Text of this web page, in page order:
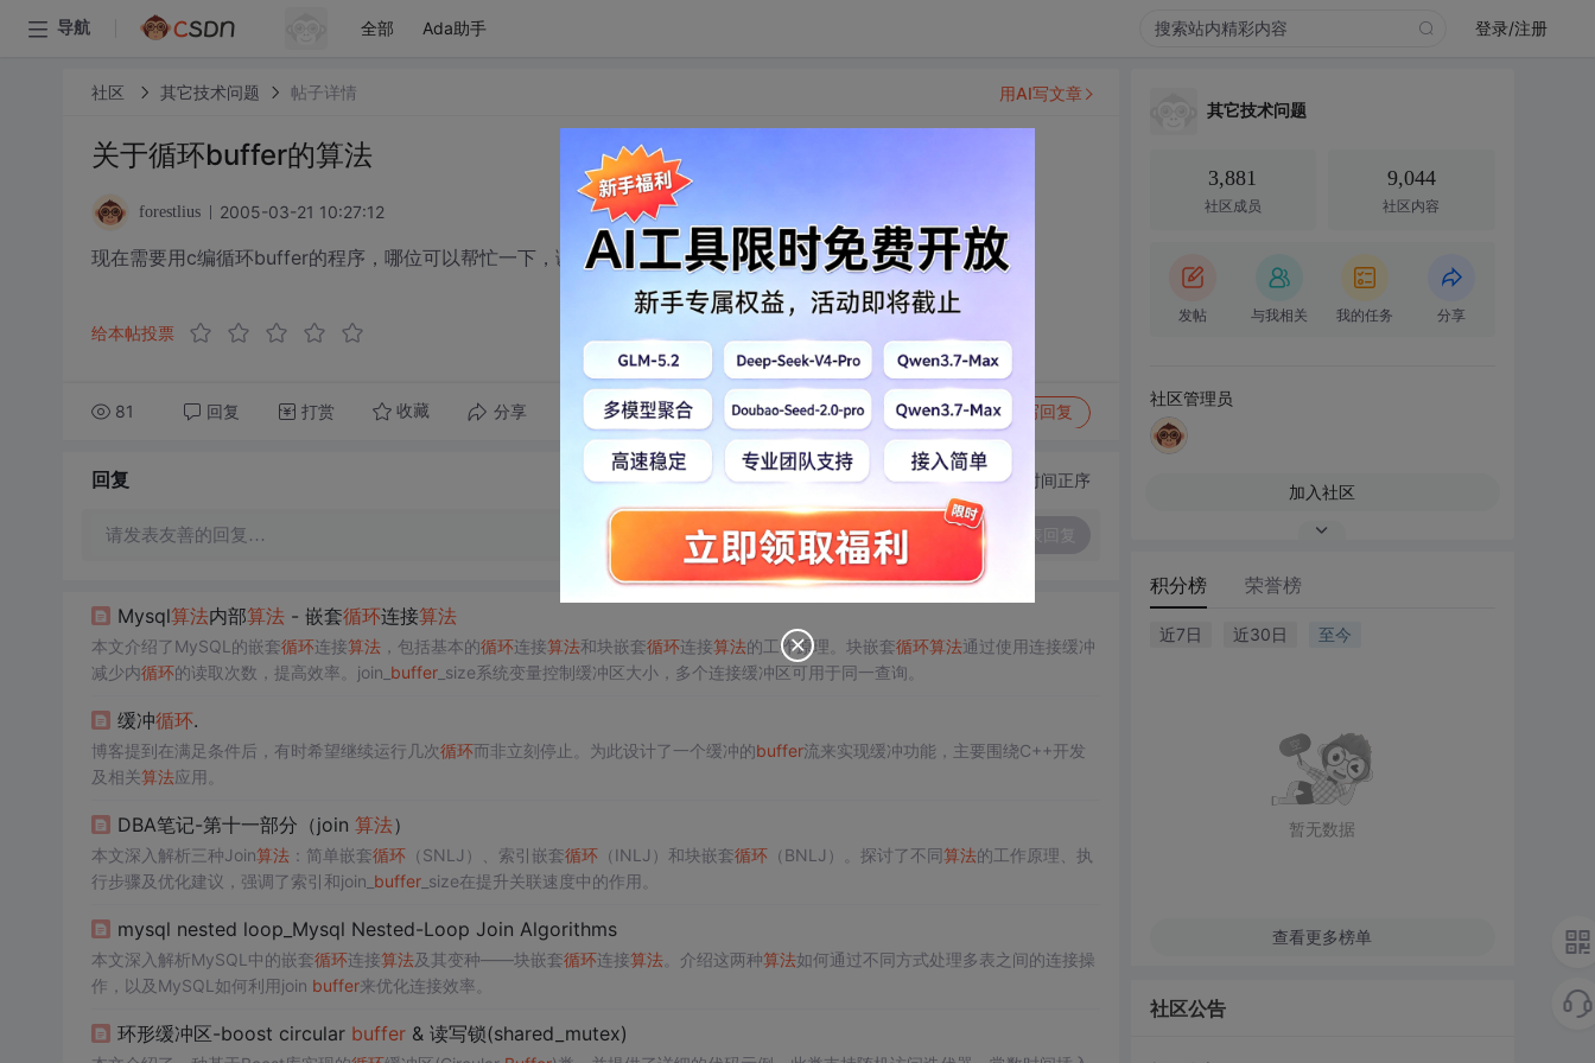
导航 全部 Ada助手 登录/注册
社区 其它技术问题 帖子详情
关于循环buffer的算法
forestlius 2005-03-21 10:27:12
现在需要用c编循环buffer的程序，哪位可以帮忙一下，谢了！！
给本帖投票
81 回复 打赏 收藏 分享 转发到动态 举报 写回复
用AI写文章
回复 切换为时间正序
请发表友善的回复…
Mysql算法内部算法- 嵌套循环连接算法
本文介绍了MySQL的嵌套循环连接算法，包括基本的循环连接算法和块嵌套循环连接算法的工作原理。块嵌套循环算法通过使用连接缓冲
减少内循环的读取次数，提高效率。join_ buffer_size系统变量控制缓冲区大小，多个连接缓冲区可用于同一查询。
缓冲循环.
博客提到在满足条件后，有时希望继续运行几次循环而非立刻停止。为此设计了一个缓冲的buffer流来实现缓冲功能，主要围绕C++开发
及相关算法应用。
DBA笔记-第十一部分（join 算法）
本文深入解析三种Join算法：简单嵌套循环（SNLJ）、索引嵌套循环（INLJ）和块嵌套循环（BNLJ）。探讨了不同算法的工作原理、执
行步骤及优化建议，强调了索引和join_ buffer_size在提升关联速度中的作用。
mysql nested loop_Mysql Nested-Loop Join Algorithms
本文深入解析MySQL中的嵌套循环连接算法及其变种——块嵌套循环连接算法。介绍这两种算法如何通过不同方式处理多表之间的连接操
作，以及MySQL如何利用join buffer来优化连接效率。
环形缓冲区-boost circular buffer& 读写锁(shared_mutex)
其它技术问题
3,881
社区成员
9,044
社区内容
发帖 与我相关 我的任务 分享
社区管理员
加入社区
积分榜 荣誉榜
近7日 近30日 至今
暂无数据
查看更多榜单
社区公告